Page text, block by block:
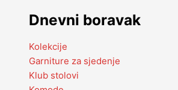
Dnevni boravak
Kolekcije
Garniture za sjedenje
Klub stolovi